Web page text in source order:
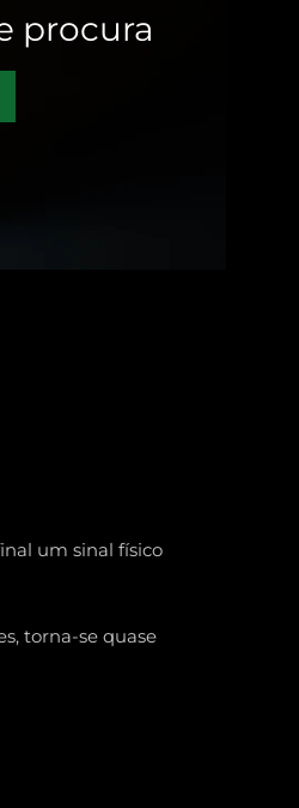
procura
um sinal físico
torna-se quase